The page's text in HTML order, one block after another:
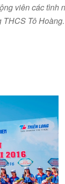
viên các tình
THCS Tô Hoàng.